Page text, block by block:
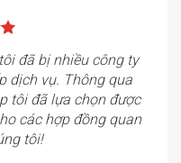
đã bị nhiều công ty
dịch vụ. Thông qua
tôi đã lựa chọn được
các hợp đồng quan
tôi!